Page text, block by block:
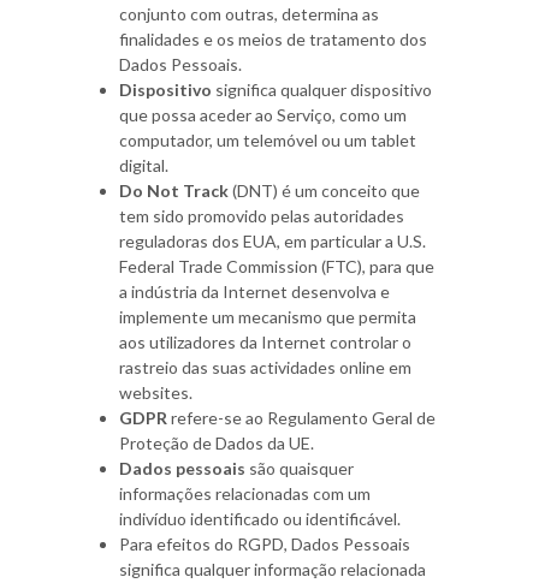
conjunto com outras, determina as
finalidades e os meios de tratamento dos
Dados Pessoais.
Dispositivo significa qualquer dispositivo
que possa aceder ao Serviço, como um
computador, um telemóvel ou um tablet
digital.
Do Not Track(DNT) é um conceito que
tem sido promovido pelas autoridades
reguladoras dos EUA, em particular a U.S.
Federal Trade Commission (FTC), para que
a indústria da Internet desenvolva e
implemente um mecanismo que permita
aos utilizadores da Internet controlar o
rastreio das suas actividades online em
websites.
GDPR refere-se ao Regulamento Geral de
Proteção de Dados da UE.
Dados pessoais são quaisquer
informações relacionadas com um
indivíduo identificado ou identificável.
Para efeitos do RGPD, Dados Pessoais
significa qualquer informação relacionada